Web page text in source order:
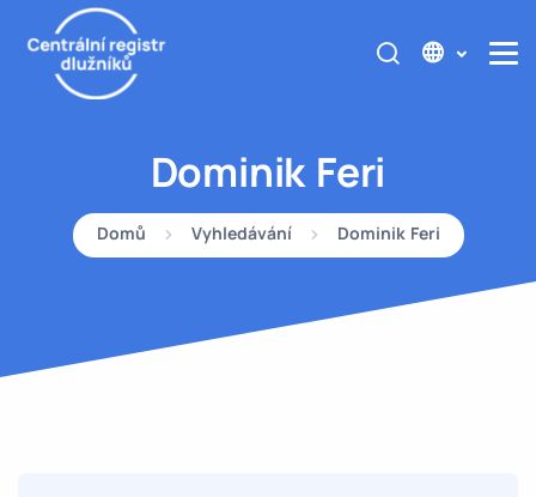
Dominik Feri
Domů Vyhledávání Dominik Feri